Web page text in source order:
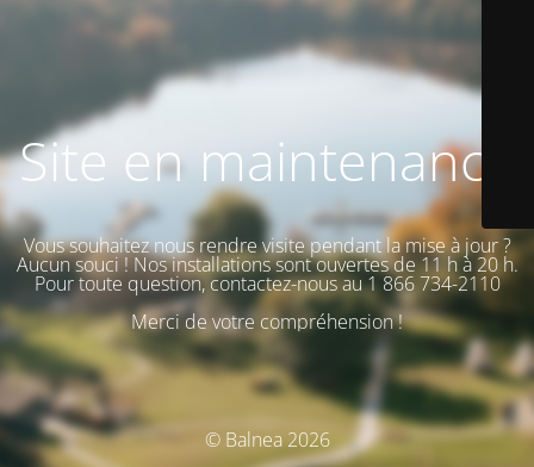
Site en maintenance
Vous souhaitez nous rendre visite pendant la mise à jour ?
Aucun souci ! Nos installations sont ouvertes de 11 h à 20 h.
Pour toute question, contactez-nous au 1 866 734-2110
Merci de votre compréhension !
© Balnea 2026